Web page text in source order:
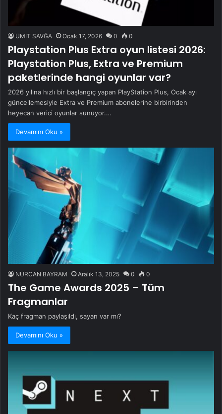
ÜMİT SAVĞA Ocak 17, 2026 0 0
Playstation Plus Extra oyun listesi 2026:
Playstation Plus, Extra ve Premium
paketlerinde hangi oyunlar var?
2026 yılına hızlı bir başlangıç yapan PlayStation Plus, Ocak ayı
güncellemesiyle Extra ve Premium abonelerine birbirinden
heyecan verici oyunlar sunuyor.…
Devamını Oku »
NURCAN BAYRAM Aralık 13, 2025 0 0
The Game Awards 2025 – Tüm
Fragmanlar
Kaç fragman paylaşıldı, sayan var mı?
Devamını Oku »